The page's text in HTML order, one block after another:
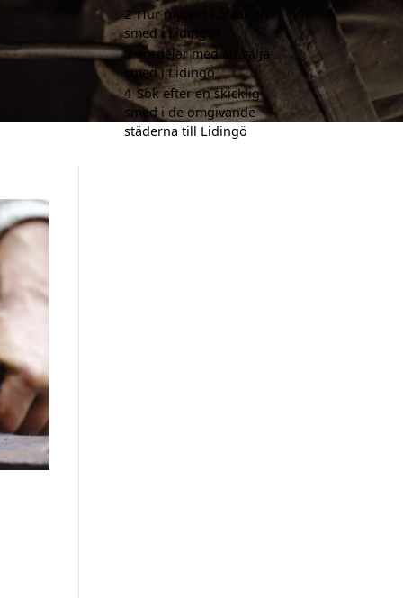
2 Hur mycket kostar en
smed i Lidingö?
Fördelar med att välja
smed i Lidingö
4 Sök efter en skicklig
smed i de omgivande
städerna till Lidingö